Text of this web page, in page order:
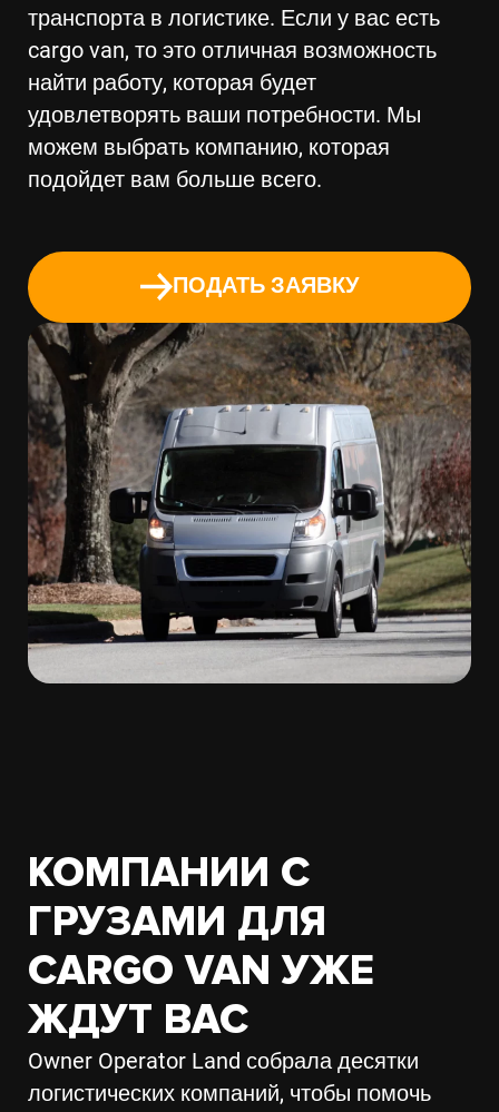
транспорта в логистике. Если у вас есть
cargo van, то это отличная возможность
найти работу, которая будет
удовлетворять ваши потребности. Мы
можем выбрать компанию, которая
подойдет вам больше всего.
ПОДАТЬ ЗАЯВКУ
КОМПАНИИ С
ГРУЗАМИ ДЛЯ
CARGO VAN УЖЕ
ЖДУТ ВАС
Owner Operator Land собрала десятки
логистических компаний, чтобы помочь